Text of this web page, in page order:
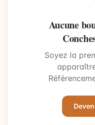
Aucune
Soyez la